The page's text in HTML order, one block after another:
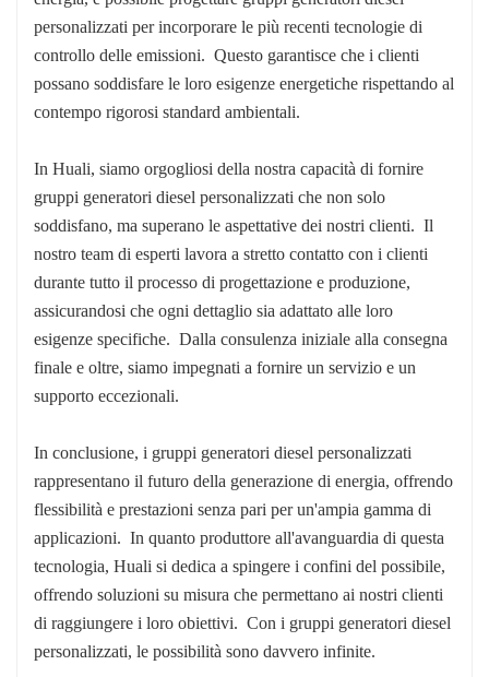
personalizzati per incorporare le più recenti tecnologie di
controllo delle emissioni. Questo garantisce che i clienti
possano soddisfare le loro esigenze energetiche rispettando al
contempo rigorosi standard ambientali.
In Huali, siamo orgogliosi della nostra capacità di fornire
gruppi generatori diesel personalizzati che non solo
soddisfano, ma superano le aspettative dei nostri clienti. Il
nostro team di esperti lavora a stretto contatto con i clienti
durante tutto il processo di progettazione e produzione,
assicurandosi che ogni dettaglio sia adattato alle loro
esigenze specifiche. Dalla consulenza iniziale alla consegna
finale e oltre, siamo impegnati a fornire un servizio e un
supporto eccezionali.
In conclusione, i gruppi generatori diesel personalizzati
rappresentano il futuro della generazione di energia, offrendo
flessibilità e prestazioni senza pari per un'ampia gamma di
applicazioni. In quanto produttore all'avanguardia di questa
tecnologia, Huali si dedica a spingere i confini del possibile,
offrendo soluzioni su misura che permettano ai nostri clienti
di raggiungere i loro obiettivi. Con i gruppi generatori diesel
personalizzati, le possibilità sono davvero infinite.